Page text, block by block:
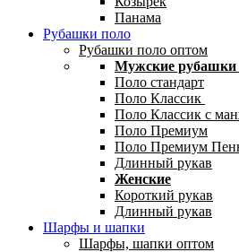
Панама
Рубашки поло
Рубашки поло оптом
Мужские рубашки
Поло стандарт
Поло Классик
Поло Классик с
Поло Премиум
Поло Премиум
Длинный рукав
Женские
Короткий рукав
Длинный рукав
Шарфы и шапки
Шарфы, шапки оптом